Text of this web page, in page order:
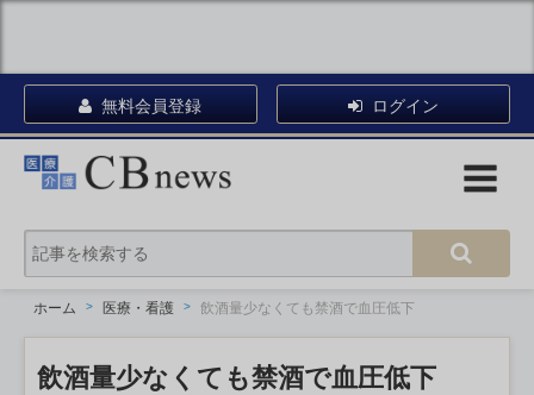
無料会員登録 ログイン
ホーム 医療・看護 飲酒量少なくても禁酒で血圧低下
飲酒量少なくても禁酒で血圧低下